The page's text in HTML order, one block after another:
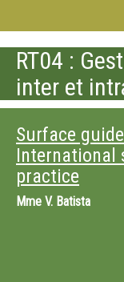
RT04 :
inter et
Surface
International
practice
Mme V. Batista